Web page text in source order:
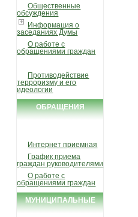
Общественные
обсуждения
Информация о
заседаниях Думы
О работе с
обращениями граждан
Противодействие
терроризму и его
идеологии
ОБРАЩЕНИЯ
Интернет приемная
График приема
граждан руководителями
О работе с
обращениями граждан
МУНИЦИПАЛЬНЫЕ